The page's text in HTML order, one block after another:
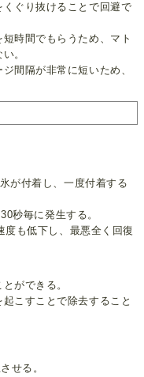
ぐり抜けることで回避で
時間でもらうため、マト
。
間隔が非常に短いため、
が付着し、一度付着する
秒毎に発生する。
度も低下し、最悪全く回復
ができる。
こすことで除去すること
せる。